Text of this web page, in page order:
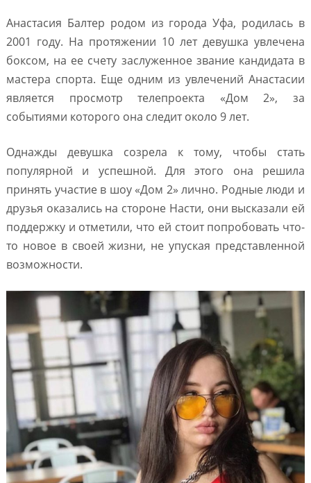
Анастасия Балтер родом из города Уфа, родилась в
2001 году. На протяжении 10 лет девушка увлечена
боксом, на ее счету заслуженное звание кандидата в
мастера спорта. Еще одним из увлечений Анастасии
является просмотр телепроекта «Дом 2», за
событиями которого она следит около 9 лет.
Однажды девушка созрела к тому, чтобы стать
популярной и успешной. Для этого она решила
принять участие в шоу «Дом 2» лично. Родные люди и
друзья оказались на стороне Насти, они высказали ей
поддержку и отметили, что ей стоит попробовать что-
то новое в своей жизни, не упуская представленной
возможности.